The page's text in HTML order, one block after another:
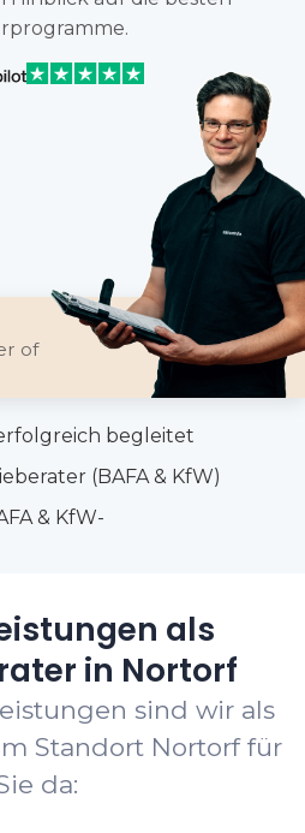
of
begleitet
(BAFA & KfW)
& KfW-
als
in Nortorf
sind wir als
Standort Nortorf für
da: